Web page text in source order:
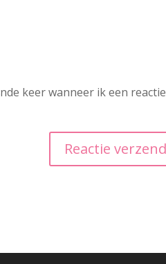
keer wanneer ik een reactie